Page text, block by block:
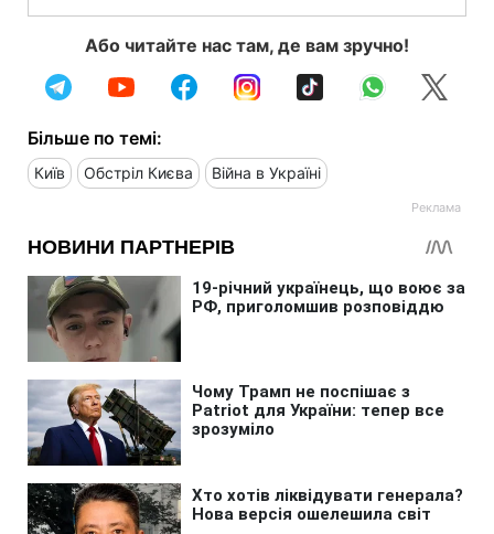
Або читайте нас там, де вам зручно!
Більше по темі:
Київ Обстріл Києва Війна в Україні